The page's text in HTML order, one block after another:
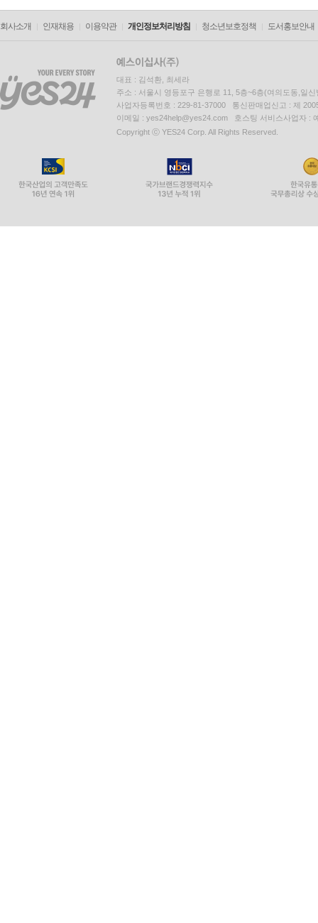
회사소개 인재채용 이용약관 개인정보처리방침 청소년보호정책 도서홍보안내
대표 : 김석환, 최세라
주소 : 서울시 영등포구 은행로 11, 5층~6층(여의도동,일신
사업자등록번호 : 229-81-37000 통신판매업신고 : 제
이메일 : yes24help@yes24.com 호스팅 서비스사업자 :
Copyright ⓒ YES24 Corp. All Rights Reserved.